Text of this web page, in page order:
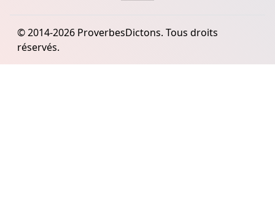
© 2014-2026 ProverbesDictons. Tous droits
réservés.